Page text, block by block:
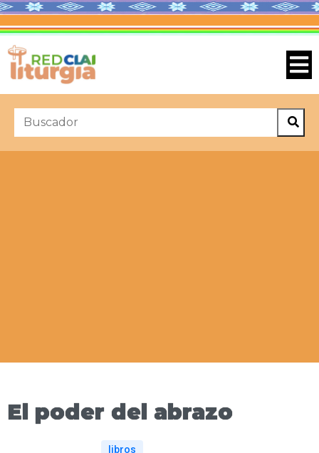
El poder del abrazo
libros